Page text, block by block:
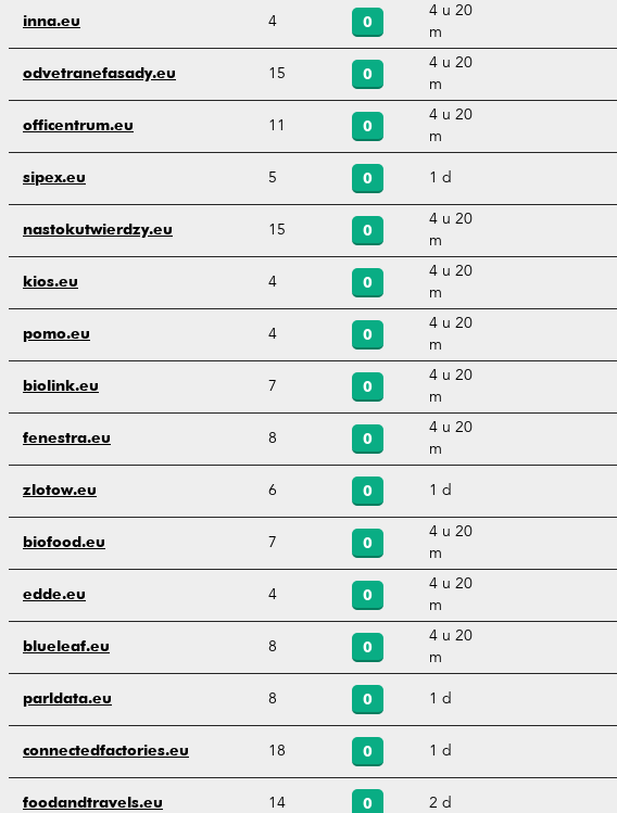
inna.eu 4 0
4 u 20
m
odvetranefasady.eu 15 0
4 u 20
m
officentrum.eu 11 0
4 u 20
m
sipex.eu 5 0 1 d
nastokutwierdzy.eu 15 0
4 u 20
m
kios.eu 4 0
4 u 20
m
pomo.eu 4 0
4 u 20
m
biolink.eu 7 0
4 u 20
m
fenestra.eu 8 0
4 u 20
m
zlotow.eu 6 0 1 d
biofood.eu 7 0
4 u 20
m
edde.eu 4 0
4 u 20
m
blueleaf.eu 8 0
4 u 20
m
parldata.eu 8 0 1 d
connectedfactories.eu 18 0 1 d
foodandtravels.eu 14 0 2 d